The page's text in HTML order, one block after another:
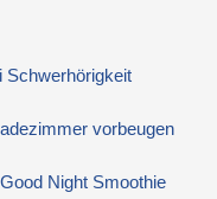
Schwerhörigkeit
vorbeugen
Night Smoothie